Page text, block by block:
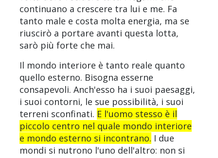
continuano a crescere tra lui e me. Fa
tanto male e costa molta energia, ma se
riuscirò a portare avanti questa lotta,
sarò più forte che mai.
Il mondo interiore è tanto reale quanto
quello esterno. Bisogna esserne
consapevoli. Anch'esso ha i suoi paesaggi,
i suoi contorni, le sue possibilità, i suoi
terreni sconfinati. E l'uomo stesso è il
piccolo centro nel quale mondo interiore
e mondo esterno si incontrano. I due
mondi si nutrono l'uno dell'altro: non si